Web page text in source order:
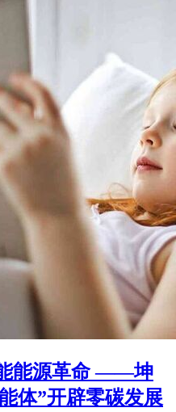
能源革命 ——坤
体”开辟零碳发展